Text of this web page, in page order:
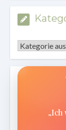
Kategorien
„Ich